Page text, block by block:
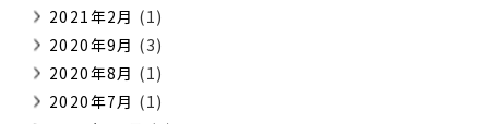
2021年2月 (1)
2020年9月 (3)
2020年8月 (1)
2020年7月 (1)